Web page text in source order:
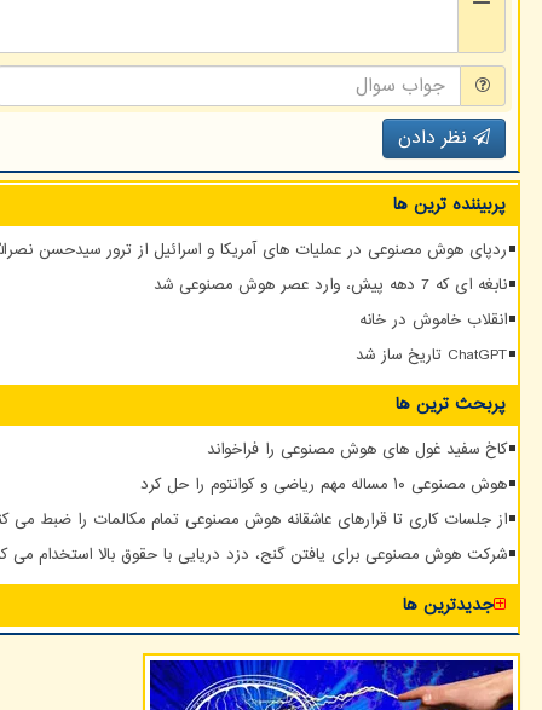
نظر دادن
پربیننده ترین ها
ردپای هوش مصنوعی در عملیات های آمریکا و اسرائیل از ترور سیدحسن
نابغه ای که 7 دهه پیش، وارد عصر هوش مصنوعی شد
انقلاب خاموش در خانه
ChatGPT تاریخ ساز شد
پربحث ترین ها
کاخ سفید غول های هوش مصنوعی را فراخواند
هوش مصنوعی ۱۰ مساله مهم ریاضی و کوانتوم را حل کرد
از جلسات کاری تا قرارهای عاشقانه هوش مصنوعی تمام مکالمات را ضبط می
شرکت هوش مصنوعی برای یافتن گنج، دزد دریایی با حقوق بالا استخدام می
جدیدترین ها